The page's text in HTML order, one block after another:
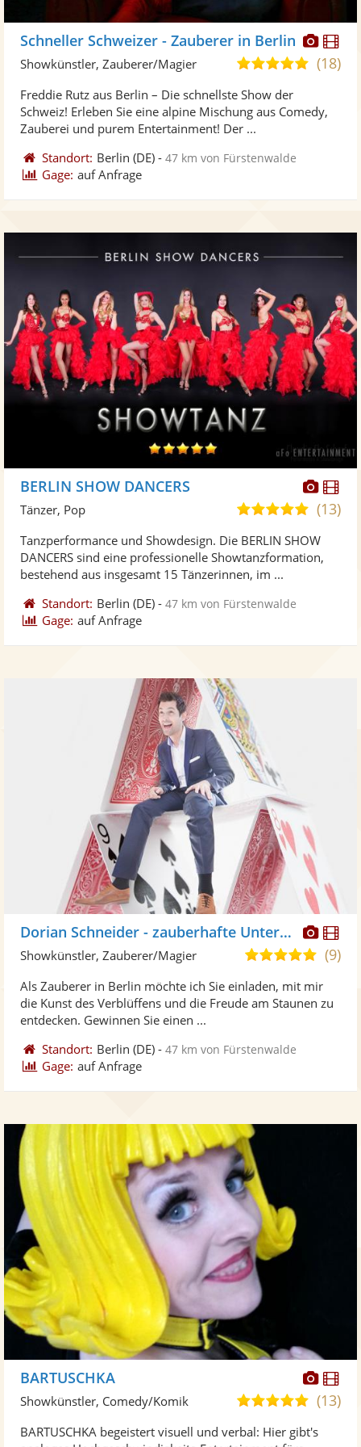
Schneller Schweizer - Zauberer in Berlin
4,9
Sternen
(18)
Showkünstler, Zauberer/Magier
Freddie Rutz aus Berlin – Die schnellste Show der
Schweiz! Erleben Sie eine alpine Mischung aus Comedy,
Zauberei und purem Entertainment! Der ...
Standort: Berlin (DE) -47 km von Fürstenwalde
Gage: auf Anfrage
Fotos
BERLIN SHOW DANCERS
5,0
5
Sternen
(13)
Tänzer, Pop
Tanzperformance und Showdesign. Die BERLIN SHOW
DANCERS sind eine professionelle Showtanzformation,
bestehend aus insgesamt 15 Tänzerinnen, im ...
Standort: Berlin (DE) -47 km von Fürstenwalde
Gage: auf Anfrage
Fotos
Dorian Schneider - zauberhafte Unterhaltung
5,0
5
(9)
Showkünstler, Zauberer/Magier
Als Zauberer in Berlin möchte ich Sie einladen, mit mir
die Kunst des Verblüffens und die Freude am Staunen zu
entdecken. Gewinnen Sie einen ...
Standort: Berlin (DE) -47 km von Fürstenwalde
Gage: auf Anfrage
BARTUSCHKA
4,9
5
(13)
Showkünstler, Comedy/Komik
BARTUSCHKA begeistert visuell und verbal: Hier gibt's